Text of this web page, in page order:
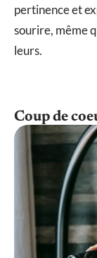
pertinence et
sourire, même
leurs.
Coup de